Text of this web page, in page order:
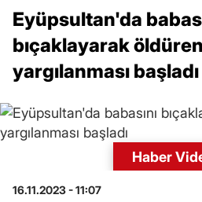
Eyüpsultan'da
bıçaklayarak öldüren
yargılanması başladı
Haber
16.11.2023 - 11:07